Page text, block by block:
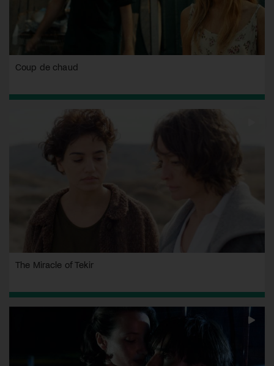
Coup de chaud
The Miracle of Tekir